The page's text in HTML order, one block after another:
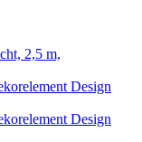
2,5 m,
Design
Design